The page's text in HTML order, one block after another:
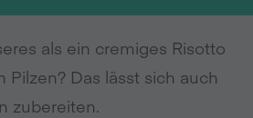
als ein cremiges Risotto
Pilzen? Das lässt sich auch
zubereiten.